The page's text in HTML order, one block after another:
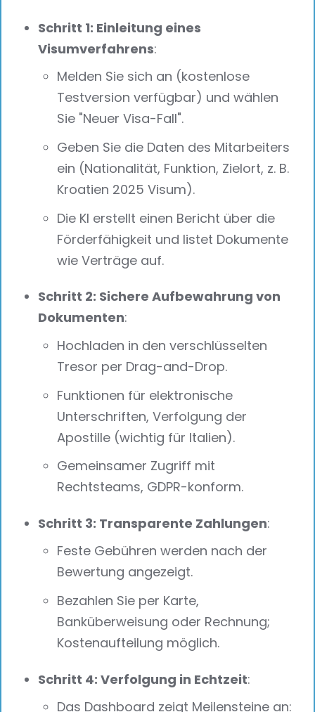
Schritt 1: Einleitung eines
Visumverfahrens:
Melden Sie sich an (kostenlose
Testversion verfügbar) und wählen
Sie "Neuer Visa-Fall".
Geben Sie die Daten des Mitarbeiters
ein (Nationalität, Funktion, Zielort, z. B.
Kroatien 2025 Visum).
Die KI erstellt einen Bericht über die
Förderfähigkeit und listet Dokumente
wie Verträge auf.
Schritt 2: Sichere Aufbewahrung von
Dokumenten:
Hochladen in den verschlüsselten
Tresor per Drag-and-Drop.
Funktionen für elektronische
Unterschriften, Verfolgung der
Apostille (wichtig für Italien).
Gemeinsamer Zugriff mit
Rechtsteams, GDPR-konform.
Schritt 3: Transparente Zahlungen:
Feste Gebühren werden nach der
Bewertung angezeigt.
Bezahlen Sie per Karte,
Banküberweisung oder Rechnung;
Kostenaufteilung möglich.
Schritt 4: Verfolgung in Echtzeit:
Das Dashboard zeigt Meilensteine an: